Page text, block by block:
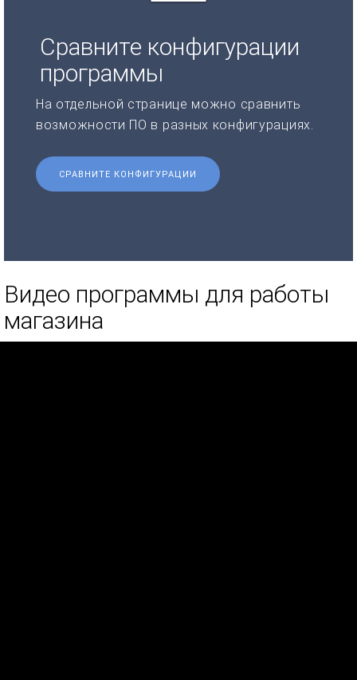
Сравните конфигурации
программы
На отдельной странице можно сравнить
возможности ПО в разных конфигурациях.
СРАВНИТЕ КОНФИГУРАЦИИ
Видео программы для работы
магазина